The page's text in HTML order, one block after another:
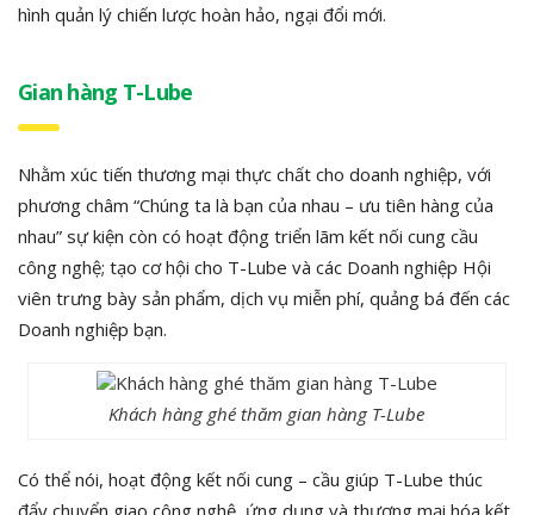
hình quản lý chiến lược hoàn hảo, ngại đổi mới.
Gian hàng T-Lube
Nhằm xúc tiến thương mại thực chất cho doanh nghiệp, với
phương châm “Chúng ta là bạn của nhau – ưu tiên hàng của
nhau” sự kiện còn có hoạt động triển lãm kết nối cung cầu
công nghệ; tạo cơ hội cho T-Lube và các Doanh nghiệp Hội
viên trưng bày sản phẩm, dịch vụ miễn phí, quảng bá đến các
Doanh nghiệp bạn.
Khách hàng ghé thăm gian hàng T-Lube
Có thể nói, hoạt động kết nối cung – cầu giúp T-Lube thúc